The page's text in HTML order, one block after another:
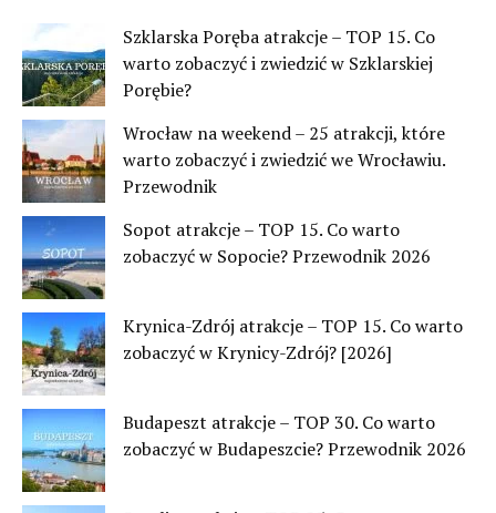
Szklarska Poręba atrakcje – TOP 15. Co
warto zobaczyć i zwiedzić w Szklarskiej
Porębie?
Wrocław na weekend – 25 atrakcji, które
warto zobaczyć i zwiedzić we Wrocławiu.
Przewodnik
Sopot atrakcje – TOP 15. Co warto
zobaczyć w Sopocie? Przewodnik 2026
Krynica-Zdrój atrakcje – TOP 15. Co warto
zobaczyć w Krynicy-Zdrój? [2026]
Budapeszt atrakcje – TOP 30. Co warto
zobaczyć w Budapeszcie? Przewodnik 2026